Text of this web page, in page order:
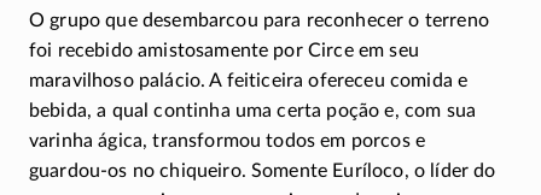
O grupo que desembarcou para reconhecer o terreno
foi recebido amistosamente por Circe em seu
maravilhoso palácio. A feiticeira ofereceu comida e
bebida, a qual continha uma certa poção e, com sua
varinha ágica, transformou todos em porcos e
guardou-os no chiqueiro. Somente Euríloco, o líder do